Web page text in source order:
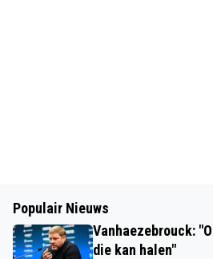
Populair Nieuws
Vanhaezebrouck:
die kan halen"